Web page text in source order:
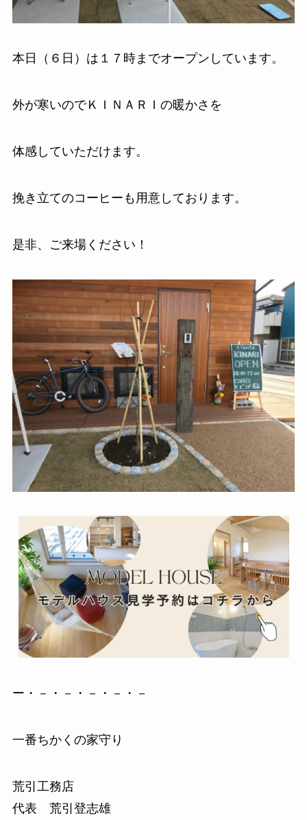
本日（６日）は１７時までオープンしています。
外が寒いのでＫＩＮＡＲＩの暖かさを
体感していただけます。
挽き立てのコーヒーも用意しております。
是非、ご来場ください！
ー・－・－・－・－・－
一番ちかくの家守り
荒引工務店
代表 荒引登志雄